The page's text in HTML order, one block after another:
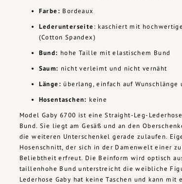
Farbe: Bordeaux
Lederunterseite: kaschiert mit
(Cotton Spandex)
Bund: hohe Taille mit elastischem Bund
Saum: nicht verleimt und nicht vernäht
Länge: überlang, einfach auf Wunschlänge
Hosentaschen: keine
Model Gaby 6700 ist eine Straight-Leg-
Bund. Sie liegt am Gesäß und an den
die weiteren Unterschenkel gerade zulaufen.
Hosenschnitt, der sich in der Damenwelt einer
Beliebtheit erfreut. Die Beinform wird optisch
taillenhohe Bund unterstreicht die weibliche
Lederhose Gaby hat keine Taschen und kann mit